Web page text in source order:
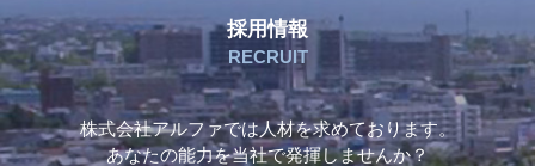
採用情報
RECRUIT
株式会社アルファでは人材を求めております。
あなたの能力を当社で発揮しませんか？